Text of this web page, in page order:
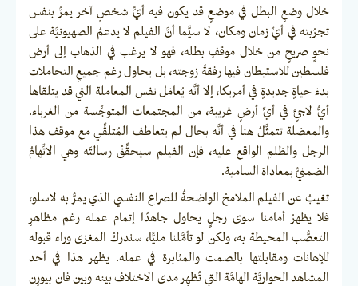
خلال وضعِ البطل في موضعٍ قد يكون فيه أيُّ شخصٍ آخر يمرُّ بنفس
تجرُبته في أيِّ زمان ومكان، لا سيَّما أنَّ الفيلم لا يدعمُ الصهيونيَّة على
نحوٍ صريحٍ من خلال موقفِ بطله، فهو لا يرغب في الذهاب إلى أرض
فلسطين للاستيطان فيها رفقةَ زوجته، بل يحاول رغم جميعِ التحاملات
بدءَ حياةٍ جديدةٍ في أمريكا، إلا أنَّه يُعامَل نفس المعاملة التي قد يتلقاها
أيُّ لاجئٍ في أيِّ أرضٍ غريبة، من المجتمعات المتوجِّسة من الغرباء.
والمعضلة تتمثَّلُ هنا في أنَّه بحال لم يتعاطف المُتلقِّي مع موقف هذا
الرجل والظلمِ الواقع عليه، فإن الفيلم سيحقِّقُ رسالتَه وهي الاتِّهامُ
الضمنيُّ بمعاداة السامية.
تغيبُ عن الفيلم الملامحُ الواضحةُ للصراع النفسي الذي يمرُّ به لاسلو،
فلا يظهرُ أمامنا سوى رجلٍ يحاول جاهدًا إتمام عمله رغم مظاهرِ
التعصُّب المحيطة به، ولكن لو تأمَّلنا مليًّا، سندركُ المغزى وراء قبوله
للإهانات ومقابلتها بالصمت والمثابرة في عمله. يظهر هذا في أحد
المشاهد الحواريَّة الهامَّة التي تُظهِر مدى الاختلاف بينه وبين فان بيورِن